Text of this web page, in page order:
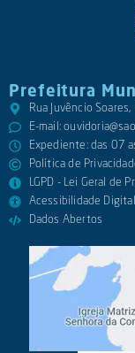
Prefeitura
Rua Juvêncio
E-mail:
Expediente: das 07
Política de
LGPD - Lei Geral de
Acessibilidade Digital
Dados Abertos